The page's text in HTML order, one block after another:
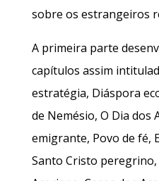
sobre os estrangeiros
A primeira parte
capítulos assim
estratégia, Diáspora
de Nemésio, O Dia dos
emigrante, Povo de fé,
Santo Cristo